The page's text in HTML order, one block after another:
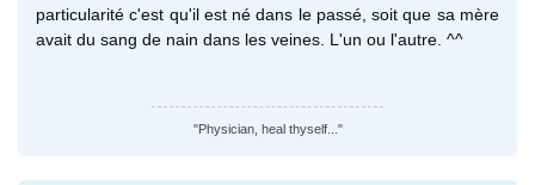
particularité c'est qu'il est né dans le passé, soit que sa mère
avait du sang de nain dans les veines. L'un ou l'autre. ^^
"Physician, heal thyself..."